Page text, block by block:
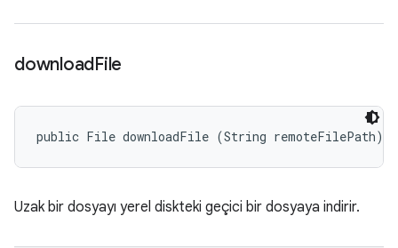
downloadFile
public File downloadFile (String remoteFilePath)
Uzak bir dosyayı yerel diskteki geçici bir dosyaya indirir.